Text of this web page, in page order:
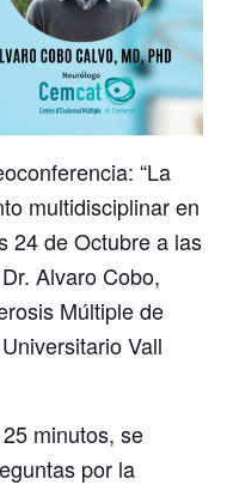
“La
multidisciplinar en
24 de Octubre a las
Alvaro Cobo,
Múltiple de
Vall
minutos, se
por la